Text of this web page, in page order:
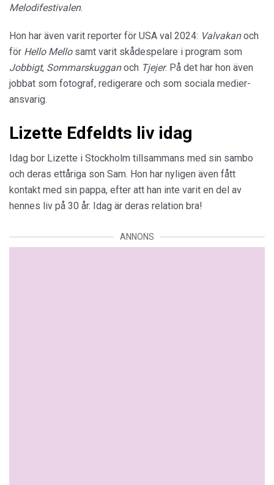
Melodifestivalen.
Hon har även varit reporter för USA val 2024: Valvakanoch
för Hello Mello samt varit skådespelare i program som
Jobbigt, Sommarskugganoch Tjejer. På det har hon även
jobbat som fotograf, redigerare och som sociala medier-
ansvarig.
Lizette Edfeldts liv idag
Idag bor Lizette i Stockholm tillsammans med sin sambo
och deras ettåriga son Sam. Hon har nyligen även fått
kontakt med sin pappa, efter att han inte varit en del av
hennes liv på 30 år. Idag är deras relation bra!
ANNONS